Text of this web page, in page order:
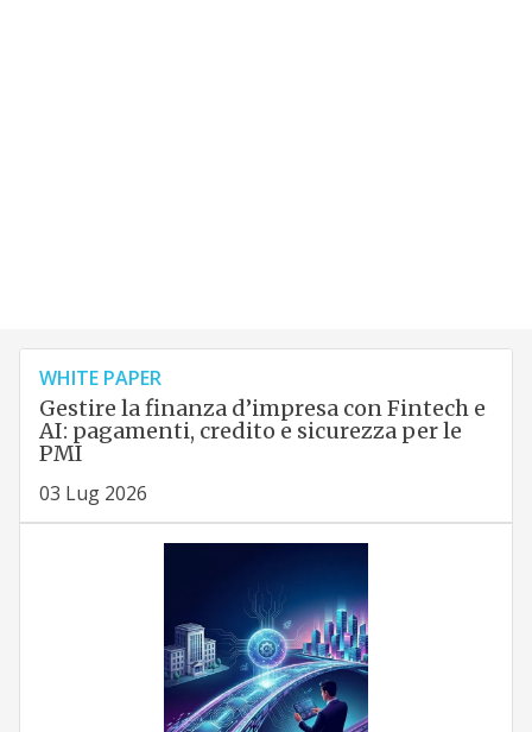
WHITE PAPER
Gestire la finanza d’impresa con Fintech e
AI: pagamenti, credito e sicurezza per le
PMI
03 Lug 2026